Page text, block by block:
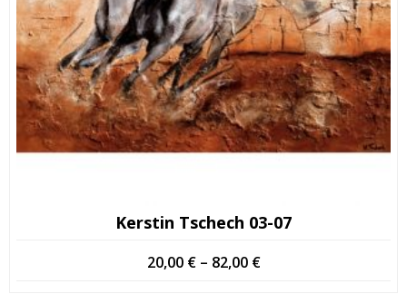
Kerstin Tschech 03-07
20,00 € – 82,00 €Price